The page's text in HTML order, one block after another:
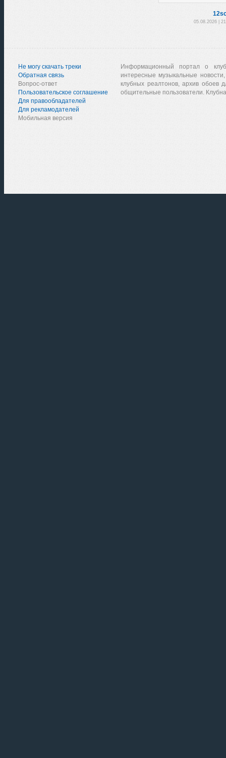
05.08.2026 |
Не могу скачать треки
Обратная связь
Вопрос-ответ
Пользовательское соглашение
Для правообладателей
Для рекламодателей
Мобильная версия
Информационный портал о
интересные музыкальные
клубных реалтонов, архив обоев
общительные пользователи.